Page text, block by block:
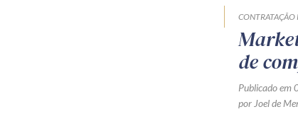
CONTRATAÇÃO
de
Publicado em
por Joel de